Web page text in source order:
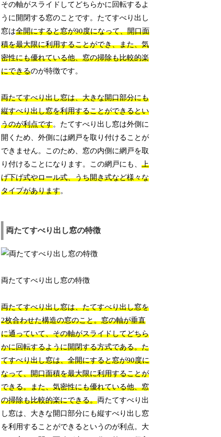
その軸がスライドしてどちらかに回転するよ
うに開閉する窓のことです。たてすべり出し
窓は全開にすると窓が90度になって、開口面
積を最大限に利用することができ、また、気
密性にも優れている他、窓の掃除も比較的楽
にできるのが特徴です。
両たてすべり出し窓は、大きな開口部分にも
縦すべり出し窓を利用することができるとい
うのが利点です。たてすべり出し窓は外側に
開くため、外側には網戸を取り付けることが
できません。このため、窓の内側に網戸を取
り付けることになります。この網戸にも、上
げ下げ式やロール式、うち開き式など様々な
タイプがあります。
両たてすべり出し窓の特徴
両たてすべり出し窓の特徴
両たてすべり出し窓は、たてすべり出し窓を
2枚合わせた構造の窓のこと。窓の軸が垂直
に通っていて、その軸がスライドしてどちら
かに回転するように開閉する方式である。た
てすべり出し窓は、全開にすると窓が90度に
なって、開口面積を最大限に利用することが
できる。また、気密性にも優れている他、窓
の掃除も比較的楽にできる。両たてすべり出
し窓は、大きな開口部分にも縦すべり出し窓
を利用することができるというのが利点。大